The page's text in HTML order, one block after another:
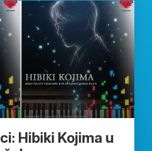
Hibiki Kojima u